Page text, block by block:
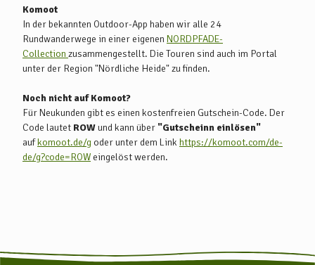
Komoot
In der bekannten Outdoor-App haben wir alle 24
Rundwanderwege in einer eigenen NORDPFADE-
Collection zusammengestellt. Die Touren sind auch im Portal
unter der Region "Nördliche Heide" zu finden.
Noch nicht auf Komoot?
Für Neukunden gibt es einen kostenfreien Gutschein-Code. Der
Code lautet ROWund kann über "Gutscheinn einlösen"
aufkomoot.de/g oder unter dem Link https://komoot.com/de-
de/g?code=ROW eingelöst werden.